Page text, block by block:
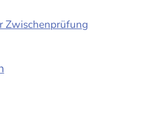
Zwischenprüfung